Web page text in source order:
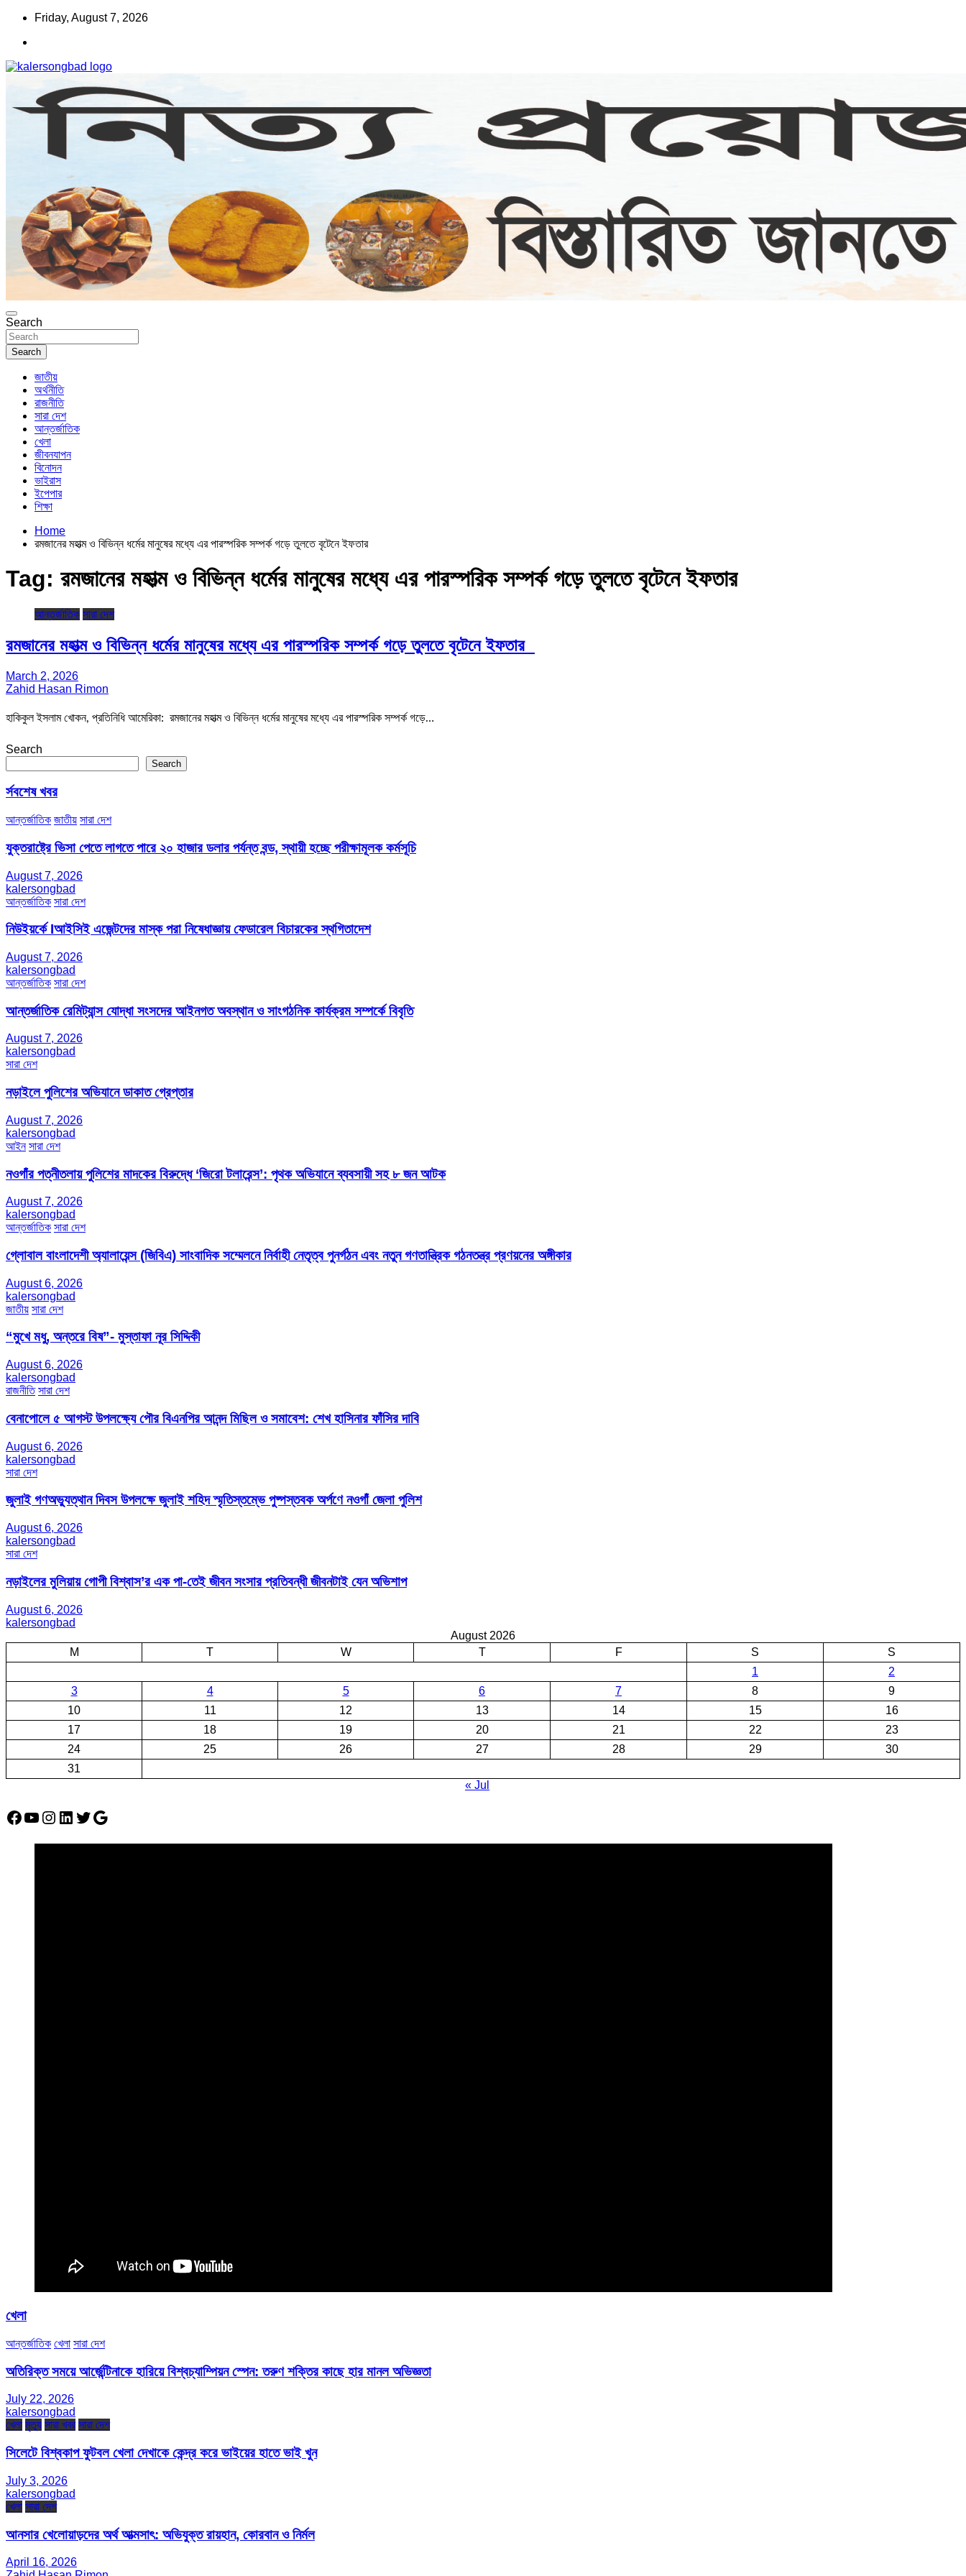
Skip
content
Friday, August 7, 2026
কালের সংবাদ
www.kalersongbad.com
Search
Search
জাতীয়
অর্থনীতি
রাজনীতি
সারা দেশ
আন্তর্জাতিক
খেলা
জীবনযাপন
বিনোদন
ভাইরাস
ইপেপার
শিক্ষা
Home
রমজানের মহাত্ম ও বিভিন্ন ধর্মের মানুষের মধ্যে এর পারস্পরিক সম্পর্ক গড়ে তুলতে বৃটেনে ইফতার
Tag: রমজানের মহাত্ম ও বিভিন্ন ধর্মের মানুষের মধ্যে এর পারস্পরিক সম্পর্ক গড়ে তুলতে বৃটেনে ইফতার
আন্তর্জাতিক সারা দেশ
রমজানের মহাত্ম ও বিভিন্ন ধর্মের মানুষের মধ্যে এর পারস্পরিক সম্পর্ক গড়ে তুলতে বৃটেনে ইফতার
March 2, 2026
Zahid Hasan Rimon
হাকিকুল ইসলাম খোকন, প্রতিনিধি আমেরিকা: রমজানের মহাত্ম ও বিভিন্ন ধর্মের মানুষের মধ্যে এর পারস্পরিক সম্পর্ক গড়ে…
Search
Search
র্সবশেষ খবর
আন্তর্জাতিক জাতীয় সারা দেশ
যুক্তরাষ্ট্রে ভিসা পেতে লাগতে পারে ২০ হাজার ডলার পর্যন্ত বন্ড, স্থায়ী হচ্ছে পরীক্ষামূলক কর্মসূচি
August 7, 2026
kalersongbad
আন্তর্জাতিক সারা দেশ
নিউইয়র্কে Iআইসিই এজেন্টদের মাস্ক পরা নিষেধাজ্ঞায় ফেডারেল বিচারকের স্থগিতাদেশ
August 7, 2026
kalersongbad
আন্তর্জাতিক সারা দেশ
আন্তর্জাতিক রেমিট্যান্স যোদ্ধা সংসদের আইনগত অবস্থান ও সাংগঠনিক কার্যক্রম সম্পর্কে বিবৃতি
August 7, 2026
kalersongbad
সারা দেশ
নড়াইলে পুলিশের অভিযানে ডাকাত গ্রেপ্তার
August 7, 2026
kalersongbad
আইন সারা দেশ
নওগাঁর পত্নীতলায় পুলিশের মাদকের বিরুদ্ধে ‘জিরো টলারেন্স’: পৃথক অভিযানে ব্যবসায়ী সহ ৮ জন আটক
August 7, 2026
kalersongbad
আন্তর্জাতিক সারা দেশ
গ্লোবাল বাংলাদেশী অ্যালায়েন্স (জিবিএ) সাংবাদিক সম্মেলনে নির্বাহী নেতৃত্ব পুনর্গঠন এবং নতুন গণতান্ত্রিক গঠনতন্ত্র প্রণয়নের অঙ্গীকার
August 6, 2026
kalersongbad
জাতীয় সারা দেশ
“মুখে মধু, অন্তরে বিষ”- মুস্তাফা নূর সিদ্দিকী
August 6, 2026
kalersongbad
রাজনীতি সারা দেশ
বেনাপোলে ৫ আগস্ট উপলক্ষ্যে পৌর বিএনপির আনন্দ মিছিল ও সমাবেশ: শেখ হাসিনার ফাঁসির দাবি
August 6, 2026
kalersongbad
সারা দেশ
জুলাই গণঅভ্যুত্থান দিবস উপলক্ষে জুলাই শহিদ স্মৃতিস্তম্ভে পুষ্পস্তবক অর্পণে নওগাঁ জেলা পুলিশ
August 6, 2026
kalersongbad
সারা দেশ
নড়াইলের মুলিয়ায় গোপী বিশ্বাস’র এক পা-তেই জীবন সংসার প্রতিবন্ধী জীবনটাই যেন অভিশাপ
August 6, 2026
kalersongbad
August 2026
M
T W T F S
S
1
2
3
4 5 6 7 8
9
10
11 12 13 14 15
16
17
18 19 20 21 22
23
24
25 26 27 28 29
30
31
« Jul
Facebook
YouTube
Instagram
LinkedIn
Twitter
Google
খেলা
আন্তর্জাতিক খেলা সারা দেশ
অতিরিক্ত সময়ে আর্জেন্টিনাকে হারিয়ে বিশ্বচ্যাম্পিয়ন স্পেন: তরুণ শক্তির কাছে হার মানল অভিজ্ঞতা
July 22, 2026
kalersongbad
খেলা মৃত্যু সারা খবর সারা দেশ
সিলেটে বিশ্বকাপ ফুটবল খেলা দেখাকে কেন্দ্র করে ভাইয়ের হাতে ভাই খুন
July 3, 2026
kalersongbad
খেলা সারা দেশ
আনসার খেলোয়াড়দের অর্থ আত্মসাৎ: অভিযুক্ত রায়হান, কোরবান ও নির্মল
April 16, 2026